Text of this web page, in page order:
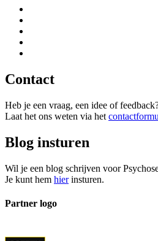
Contact
Heb je een vraag, een idee of
Laat het ons weten via het
Blog insturen
Wil je een blog schrijven voor
Je kunt hem hierinsturen.
Partner logo